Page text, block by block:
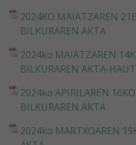
2024KO MAIATZAREN
BILKURAREN AKTA
2024ko MAIATZAREN
BILKURAREN AKTA-
2024ko APIRILAREN
BILKURAREN AKTA
2024ko MARTXOAREN